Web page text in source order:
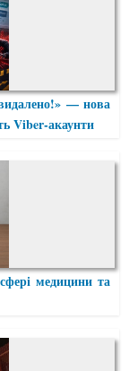
— нова
Viber-акаунти
медицини та